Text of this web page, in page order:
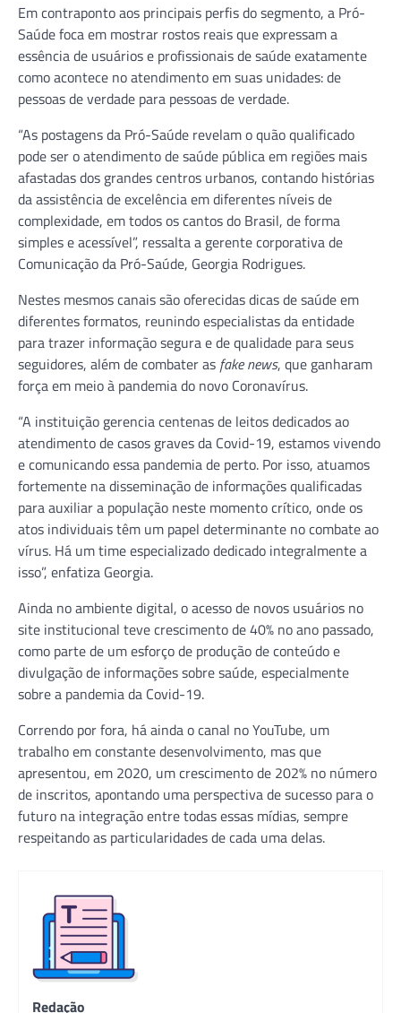
Em contraponto aos principais perfis do segmento, a Pró-
Saúde foca em mostrar rostos reais que expressam a
essência de usuários e profissionais de saúde exatamente
como acontece no atendimento em suas unidades: de
pessoas de verdade para pessoas de verdade.
“As postagens da Pró-Saúde revelam o quão qualificado
pode ser o atendimento de saúde pública em regiões mais
afastadas dos grandes centros urbanos, contando histórias
da assistência de excelência em diferentes níveis de
complexidade, em todos os cantos do Brasil, de forma
simples e acessível”, ressalta a gerente corporativa de
Comunicação da Pró-Saúde, Georgia Rodrigues.
Nestes mesmos canais são oferecidas dicas de saúde em
diferentes formatos, reunindo especialistas da entidade
para trazer informação segura e de qualidade para seus
seguidores, além de combater as fake news, que ganharam
força em meio à pandemia do novo Coronavírus.
“A instituição gerencia centenas de leitos dedicados ao
atendimento de casos graves da Covid-19, estamos vivendo
e comunicando essa pandemia de perto. Por isso, atuamos
fortemente na disseminação de informações qualificadas
para auxiliar a população neste momento crítico, onde os
atos individuais têm um papel determinante no combate ao
vírus. Há um time especializado dedicado integralmente a
isso”, enfatiza Georgia.
Ainda no ambiente digital, o acesso de novos usuários no
site institucional teve crescimento de 40% no ano passado,
como parte de um esforço de produção de conteúdo e
divulgação de informações sobre saúde, especialmente
sobre a pandemia da Covid-19.
Correndo por fora, há ainda o canal no YouTube, um
trabalho em constante desenvolvimento, mas que
apresentou, em 2020, um crescimento de 202% no número
de inscritos, apontando uma perspectiva de sucesso para o
futuro na integração entre todas essas mídias, sempre
respeitando as particularidades de cada uma delas.
Redação